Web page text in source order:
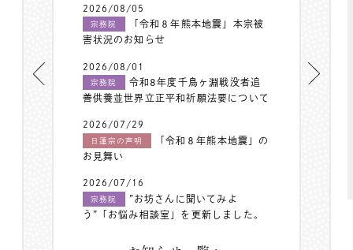
2026/08/05
宗務院
「令和８年熊本地震」本宗被
害状況のお知らせ
2026/08/01
宗務院
令和8年度千鳥ヶ淵戦没者追
善供養並世界立正平和祈願法要について
2026/07/29
日蓮宗の声明
「令和８年熊本地震」の
お見舞い
2026/07/16
宗務院
”お坊さんに聞いてみよ
う”「お悩み相談室」を更新しました。